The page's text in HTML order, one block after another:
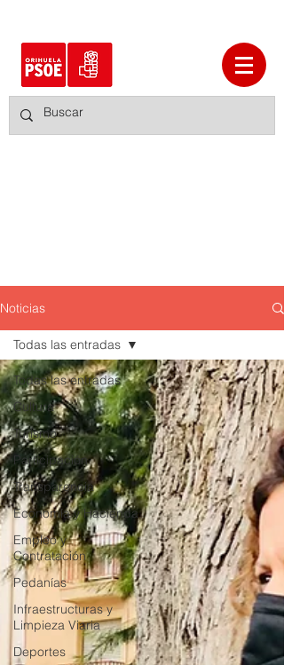
Noticias
Todas las entradas
Cultura
Turismo
Participación
Transparencia
Economía y Hacienda
Empleo y
Contratación
Pedanías
Infraestructuras y
Limpieza Viaria
Deportes
Todas las entradas